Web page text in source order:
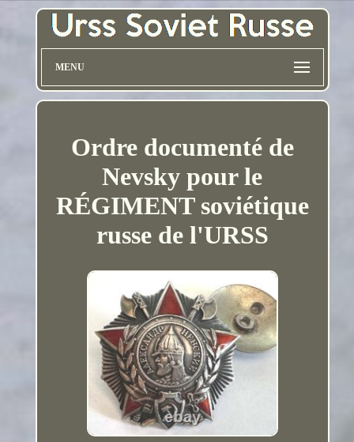
MENU
Ordre documenté de
Nevsky pour le
RÉGIMENT soviétique
russe de l'URSS